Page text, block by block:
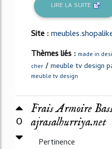
LIRE LA SUITE
Site :
Thèmes liés : made in
cher /meuble tv design
meuble tv design
0
Frais Armoire
ajrasalhurriya.net
Pertinence